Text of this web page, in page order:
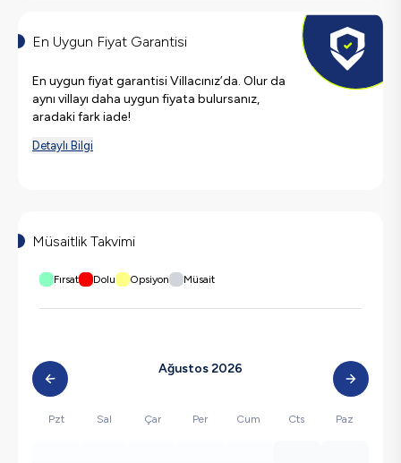
En Uygun Fiyat Garantisi
En uygun fiyat garantisi Villacınız’da. Olur da
aynı villayı daha uygun fiyata bulursanız,
aradaki fark iade!
Detaylı Bilgi
Müsaitlik Takvimi
Fırsat Dolu Opsiyon Müsait
Ağustos 2026
Pzt Sal Çar Per Cum Cts Paz